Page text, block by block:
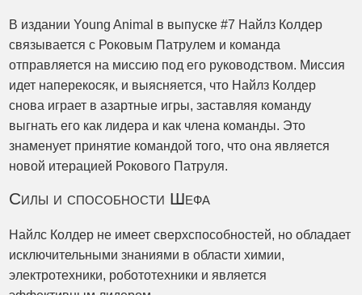
В издании Young Animal в выпуске #7 Найлз Колдер
связывается с Роковым Патрулем и команда
отправляется на миссию под его руководством. Миссия
идет наперекосяк, и выясняется, что Найлз Колдер
снова играет в азартные игры, заставляя команду
выгнать его как лидера и как члена команды. Это
знаменует принятие командой того, что она является
новой итерацией Рокового Патруля.
Силы и способности Шефа
Найлс Колдер не имеет сверхспособностей, но обладает
исключительными знаниями в области химии,
электротехники, робототехники и является